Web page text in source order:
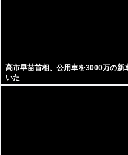
高市早苗首相、公用車を3000万の新
いた